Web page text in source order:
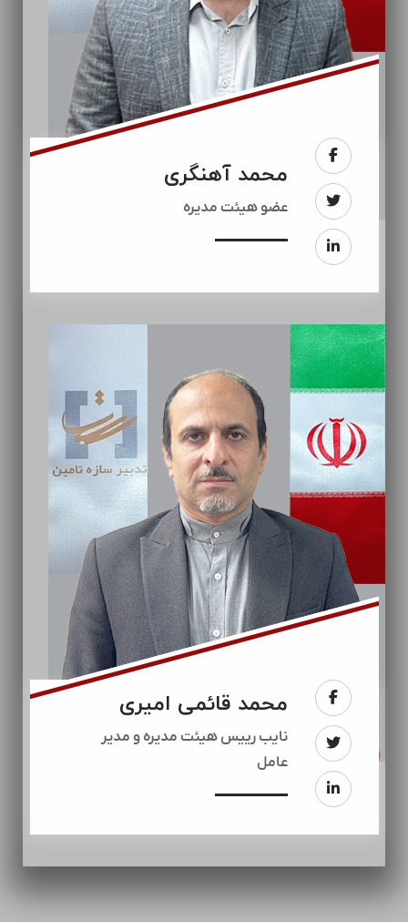
محمد آهنگری
عضو هیئت مدیره
محمد قائمی امیری
نایب رییس هیئت مدیره و مدیر
عامل